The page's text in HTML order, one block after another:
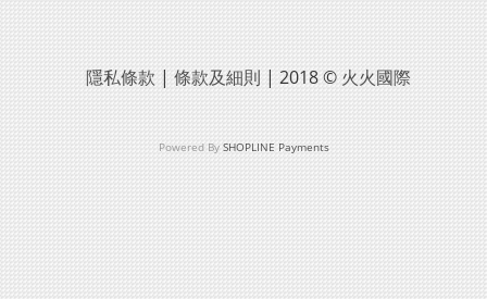
隱私條款 | 條款及細則 | 2018 © 火火國際
Powered By SHOPLINE Payments